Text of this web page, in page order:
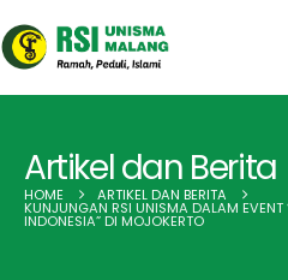
Artikel dan Berita
HOME ARTIKEL DAN BERITA
KUNJUNGAN RSI UNISMA DALAM EVENT
INDONESIA” DI MOJOKERTO